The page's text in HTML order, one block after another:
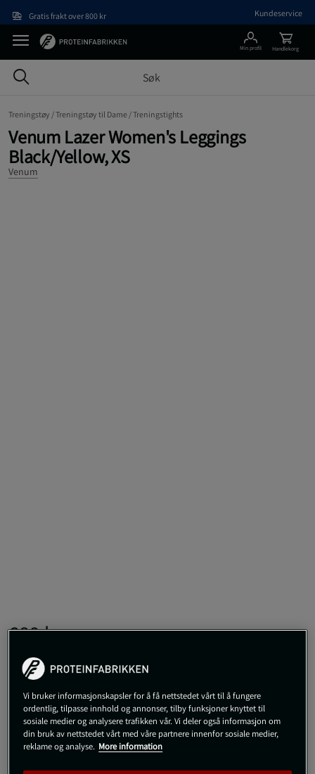
Gratis frakt over 800 kr Kundeservice
Min profil Handlekorg
Treningstøy /Treningstøy til Dame /Treningstights
Venum Lazer Women's Leggings
Black/Yellow, XS
Venum
689 kr
Kjøp
Vi bruker informasjonskapsler for å få nettstedet vårt til å fungere
ordentlig, tilpasse innhold og annonser, tilby funksjoner knyttet til
sosiale medier og analysere trafikken vår. Vi deler også informasjon om
din bruk av nettstedet vårt med våre partnere innenfor sosiale medier,
reklame og analyse. More information